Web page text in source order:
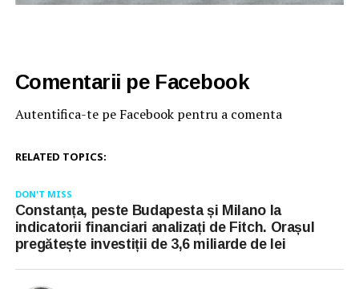
Comentarii pe Facebook
Autentifica-te pe Facebook pentru a comenta
RELATED TOPICS:
DON'T MISS
Constanța, peste Budapesta și Milano la
indicatorii financiari analizați de Fitch. Orașul
pregătește investiții de 3,6 miliarde de lei